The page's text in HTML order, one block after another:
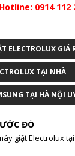
Hotline: 0914 112
ELECTROLUX GIÁ
TẠI NHÀ
TẠI HÀ NỘI
ĐÓ
giặt Electrolux